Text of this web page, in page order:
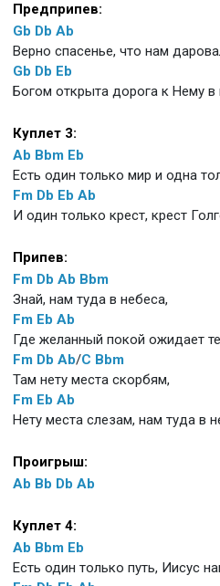
Предприпев:
Gb Db Ab
Верно спасенье, что нам
Gb Db Eb
Богом открыта дорога к Нему в
Куплет 3:
Ab Bbm Eb
Есть один только мир и одна
Fm Db Eb Ab
И один только крест, крест
Припев:
Fm Db Ab Bbm
Знай, нам туда в небеса,
Fm Eb Ab
Где желанный покой ожидает
Fm Db Ab/C Bbm
Там нету места скорбям,
Fm Eb Ab
Нету места слезам, нам туда в
Проигрыш:
Ab Bb Db Ab
Куплет 4:
Ab Bbm Eb
Есть один только путь, Иисус